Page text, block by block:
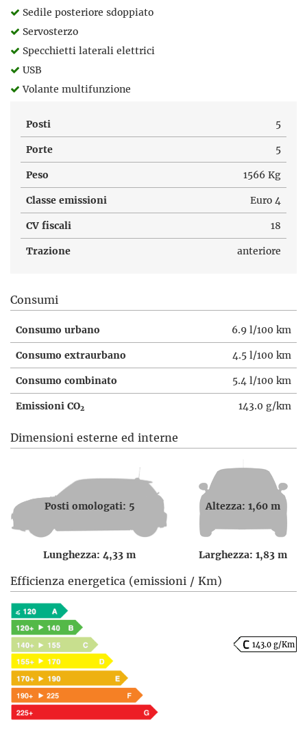
Sedile posteriore sdoppiato
Servosterzo
Specchietti laterali elettrici
USB
Volante multifunzione
Posti 5
Porte 5
Peso 1566 Kg
Classe emissioni Euro 4
CV fiscali 18
Trazione anteriore
Consumi
Consumo urbano 6.9 l/100 km
Consumo extraurbano 4.5 l/100 km
Consumo combinato 5.4 l/100 km
Emissioni CO2 143.0 g/km
Dimensioni esterne ed interne
Posti omologati: 5
Lunghezza: 4,33 m
Altezza: 1,60 m
Larghezza: 1,83 m
Efficienza energetica (emissioni / Km)
143.0 g/Km